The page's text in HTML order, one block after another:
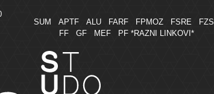
SUM APTF ALU FARF FPMOZ FSRE
FZS
FF
GF MEF PF *RAZNI LINKOVI*